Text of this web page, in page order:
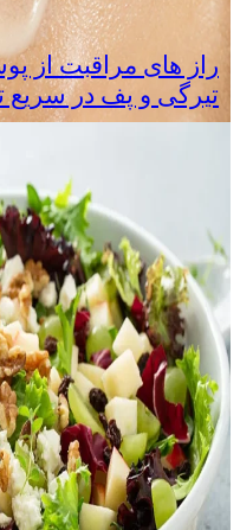
راز های مراقبت از
تیرگی و پف در سریع‌